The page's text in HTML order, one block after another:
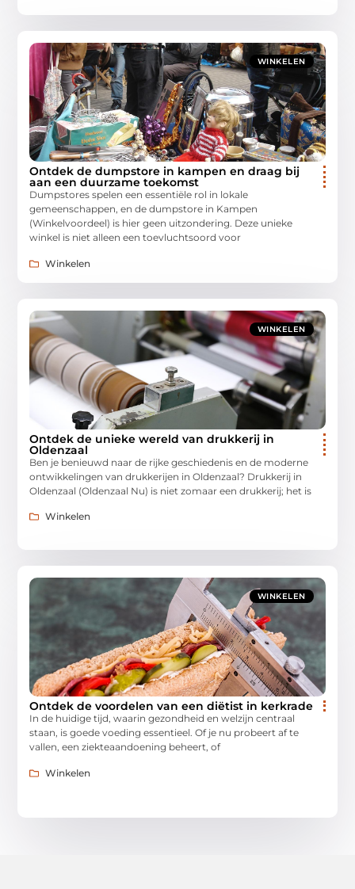
WINKELEN
Ontdek de dumpstore in kampen en draag bij
aan een duurzame toekomst
Dumpstores spelen een essentiële rol in lokale
gemeenschappen, en de dumpstore in Kampen
(Winkelvoordeel) is hier geen uitzondering. Deze unieke
winkel is niet alleen een toevluchtsoord voor
Winkelen
WINKELEN
Ontdek de unieke wereld van drukkerij in
Oldenzaal
Ben je benieuwd naar de rijke geschiedenis en de moderne
ontwikkelingen van drukkerijen in Oldenzaal? Drukkerij in
Oldenzaal (Oldenzaal Nu) is niet zomaar een drukkerij; het is
Winkelen
WINKELEN
Ontdek de voordelen van een diëtist in kerkrade
In de huidige tijd, waarin gezondheid en welzijn centraal
staan, is goede voeding essentieel. Of je nu probeert af te
vallen, een ziekteaandoening beheert, of
Winkelen